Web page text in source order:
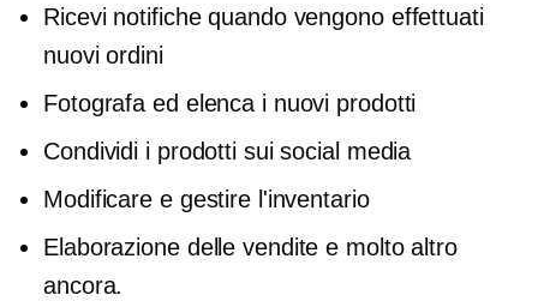
Ricevi notifiche quando vengono effettuati
nuovi ordini
Fotografa ed elenca i nuovi prodotti
Condividi i prodotti sui social media
Modificare e gestire l'inventario
Elaborazione delle vendite e molto altro
ancora.